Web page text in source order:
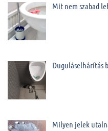
Mit nem szabad
Duguláselhárítás
Milyen jelek